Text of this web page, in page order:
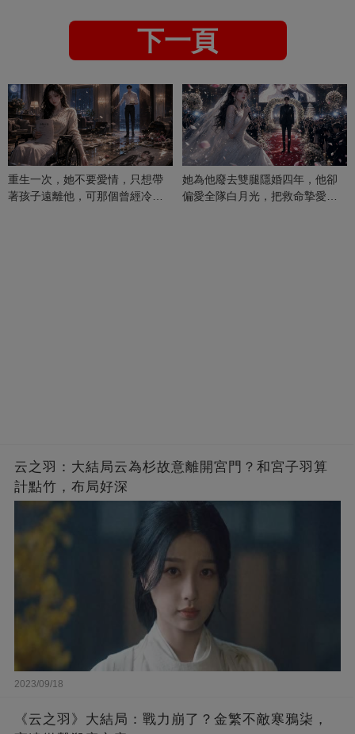
下一頁
重生一次，她不要愛情，只想帶
著孩子遠離他，可那個曾經冷漠
她為他廢去雙腿隱婚四年，他卻
偏愛全隊白月光，把救命摯愛當
云之羽：大結局云為杉故意離開宮門？和宮子羽算
計點竹，布局好深
2023/09/18
《云之羽》大結局：戰力崩了？金繁不敵寒鴉柒，